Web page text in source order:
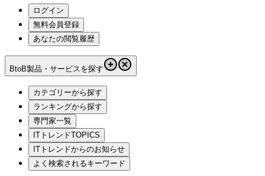
ログイン
無料会員登録
あなたの閲覧履歴
BtoB製品・サービスを探す
カテゴリーから探す
ランキングから探す
専門家一覧
ITトレンドTOPICS
ITトレンドからのお知らせ
よく検索されるキーワード